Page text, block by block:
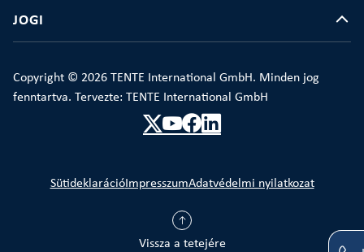
JOGI
Copyright © 2026 TENTE International GmbH. Minden jog
fenntartva. Tervezte: TENTE International GmbH
Vissza a tetejére
SütideklarációImpresszumAdatvédelmi nyilatkozat